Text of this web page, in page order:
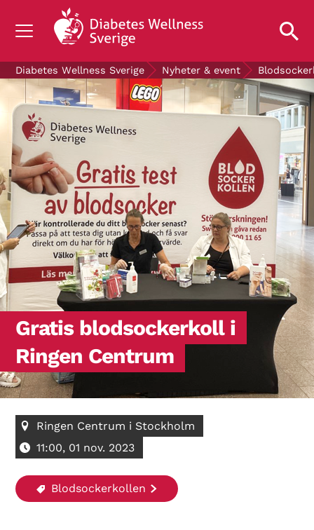
OM DIABETES
STÖD OSS
FORSKNING
NYHETER & EVENT
OM OSS
GRATIS DIABETESPRODUKTER
Blodsockerkollen
Diabetes Wellness Sverige Nyheter & event
Gratis blodsockerkoll i
Ringen Centrum
Ringen Centrum i Stockholm
11:00, 01 nov. 2023
Blodsockerkollen